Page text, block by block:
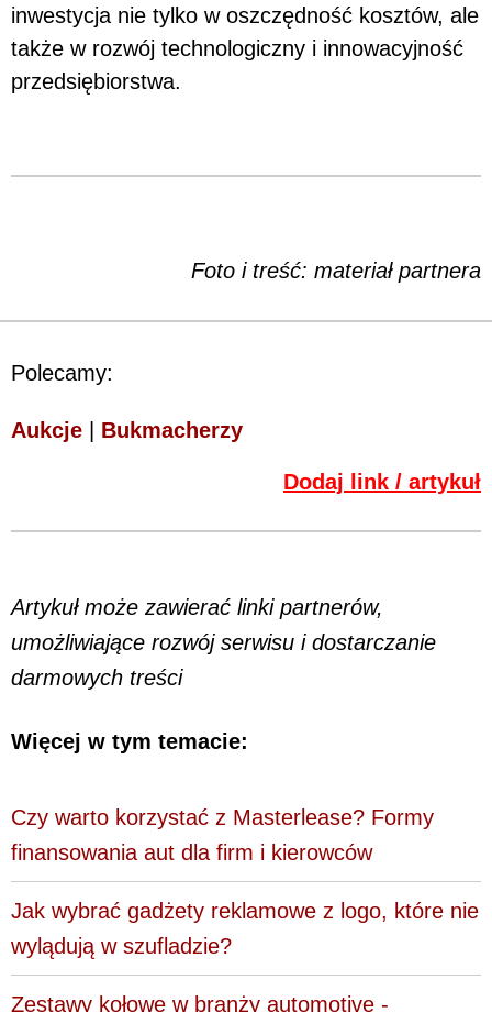
inwestycja nie tylko w oszczędność kosztów, ale
także w rozwój technologiczny i innowacyjność
przedsiębiorstwa.
Foto i treść: materiał partnera
Polecamy:
Aukcje Bukmacherzy
Dodaj link / artykuł
Artykuł może zawierać linki partnerów,
umożliwiające rozwój serwisu i dostarczanie
darmowych treści
Więcej w tym temacie:
Czy warto korzystać z Masterlease? Formy
finansowania aut dla firm i kierowców
Jak wybrać gadżety reklamowe z logo, które nie
wylądują w szufladzie?
Zestawy kołowe w branży automotive -